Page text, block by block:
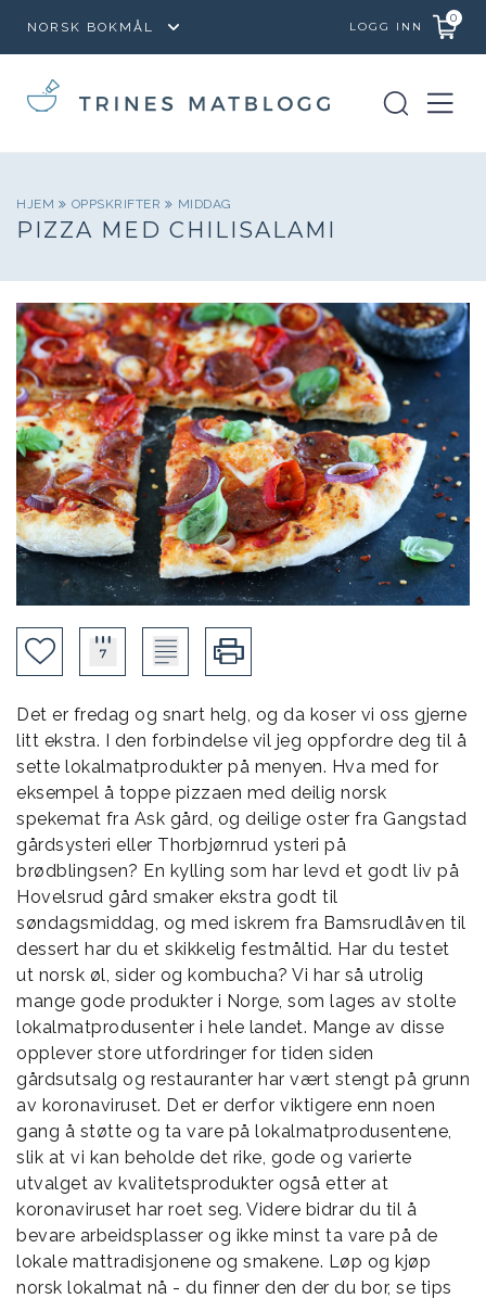
LOGG INN
0
HJEM OPPSKRIFTER MIDDAG
PIZZA MED CHILISALAMI
Det er fredag og snart helg, og da koser vi oss gjerne
litt ekstra. I den forbindelse vil jeg oppfordre deg til å
sette lokalmatprodukter på menyen. Hva med for
eksempel å toppe pizzaen med deilig norsk
spekemat fra Ask gård, og deilige oster fra Gangstad
gårdsysteri eller Thorbjørnrud ysteri på
brødblingsen? En kylling som har levd et godt liv på
Hovelsrud gård smaker ekstra godt til
søndagsmiddag, og med iskrem fra Bamsrudlåven til
dessert har du et skikkelig festmåltid. Har du testet
ut norsk øl, sider og kombucha? Vi har så utrolig
mange gode produkter i Norge, som lages av stolte
lokalmatprodusenter i hele landet. Mange av disse
opplever store utfordringer for tiden siden
gårdsutsalg og restauranter har vært stengt på grunn
av koronaviruset. Det er derfor viktigere enn noen
gang å støtte og ta vare på lokalmatprodusentene,
slik at vi kan beholde det rike, gode og varierte
utvalget av kvalitetsprodukter også etter at
koronaviruset har roet seg. Videre bidrar du til å
bevare arbeidsplasser og ikke minst ta vare på de
lokale mattradisjonene og smakene. Løp og kjøp
norsk lokalmat nå - du finner den der du bor, se tips